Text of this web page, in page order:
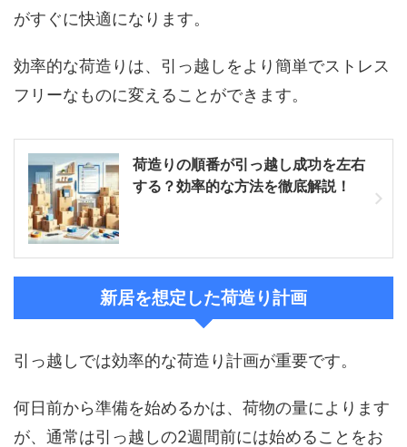
がすぐに快適になります。
効率的な荷造りは、引っ越しをより簡単でストレス
フリーなものに変えることができます。
荷造りの順番が引っ越し成功を左右
する？効率的な方法を徹底解説！
新居を想定した荷造り計画
引っ越しでは効率的な荷造り計画が重要です。
何日前から準備を始めるかは、荷物の量によります
が、通常は引っ越しの2週間前には始めることをお